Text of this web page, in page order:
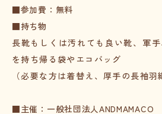
■参加費：無料
■持ち物
長靴もしくは汚れても良い靴、軍
を持ち帰る袋やエコバッグ
（必要な方は着替え、厚手の長袖羽
■主催：一般社団法人ANDMAMACO